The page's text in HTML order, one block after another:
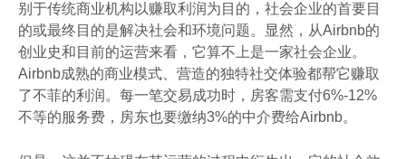
别于传统商业机构以赚取利润为目的，社会企业的首要目
的或最终目的是解决社会和环境问题。显然，从Airbnb的
创业史和目前的运营来看，它算不上是一家社会企业。
Airbnb成熟的商业模式、营造的独特社交体验都帮它赚取
了不菲的利润。每一笔交易成功时，房客需支付6%-12%
不等的服务费，房东也要缴纳3%的中介费给Airbnb。